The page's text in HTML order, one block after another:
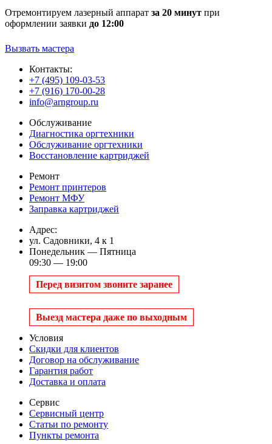
Отремонтируем лазерный аппарат за 20 минут при
оформлении заявки до 12:00
Вызвать мастера
Контакты:
+7 (495) 109-03-53
+7 (916) 170-00-28
info@arngroup.ru
Обслуживание
Диагностика оргтехники
Обслуживание оргтехники
Восстановление картриджей
Ремонт
Ремонт принтеров
Ремонт МФУ
Заправка картриджей
Адрес:
ул. Садовники, 4 к 1
Понедельник — Пятница
09:30 — 19:00
Перед визитом звоните заранее
Выезд мастера даже по выходным
Условия
Скидки для клиентов
Договор на обслуживание
Гарантия работ
Доставка и оплата
Сервис
Сервисный центр
Статьи по ремонту
Пункты ремонта